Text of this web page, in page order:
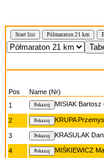
Start list Półmaraton 21 km
Pos Name (Nr)
1
MISIAK Bartosz
2 KRUPA
3 KRASULAK
4 MIŚKIEWICZ